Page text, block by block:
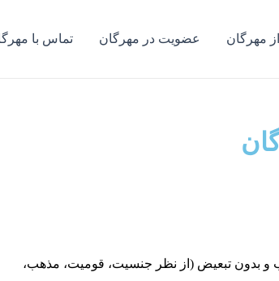
مهرگان عضویت در مهرگان تماس با
و بدون تبعیض (از نظر جنسیت، قومیت، مذهب،